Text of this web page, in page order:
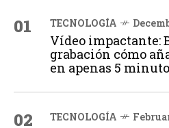
01 TECNOLOGÍA
Vídeo impactante:
grabación cómo
en apenas 5
02 TECNOLOGÍA